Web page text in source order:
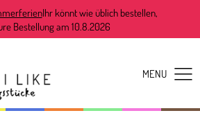
Ihr könnt wie üblich bestellen,
Bestellung am 10.8.2026